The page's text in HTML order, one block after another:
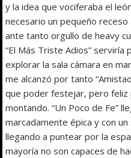
y la idea que vociferaba el
necesario un pequeño
ante tanto orgullo de heavy
“El Más Triste Adios” serviría
explorar la sala cámara en
me alcanzó por tanto
que poder festejar, pero feliz
montando. “Un Poco de Fe”
marcadamente épica y con
llegando a puntear por la
mayoría no son capaces de